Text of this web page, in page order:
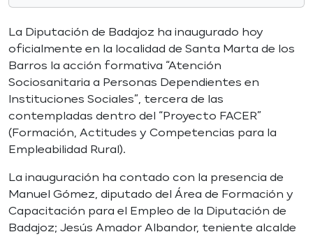
La Diputación de Badajoz ha inaugurado hoy
oficialmente en la localidad de Santa Marta de los
Barros la acción formativa “Atención
Sociosanitaria a Personas Dependientes en
Instituciones Sociales”, tercera de las
contempladas dentro del “Proyecto FACER”
(Formación, Actitudes y Competencias para la
Empleabilidad Rural).
La inauguración ha contado con la presencia de
Manuel Gómez, diputado del Área de Formación y
Capacitación para el Empleo de la Diputación de
Badajoz; Jesús Amador Albandor, teniente alcalde